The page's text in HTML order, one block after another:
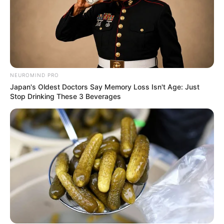
Sukma
Dia Bukan Ibu Darah Nyai
Andai Ibu Tidak Menikah
Dengan Ayah
NEUROMIND PRO
Japan's Oldest Doctors Say Memory Loss Isn't Age: Just
Stop Drinking These 3 Beverages